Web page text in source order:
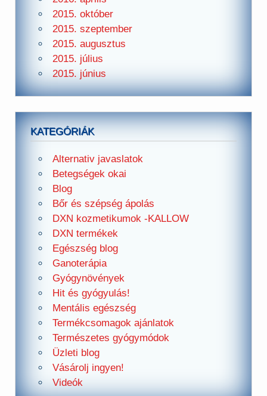
2015. október
2015. szeptember
2015. augusztus
2015. július
2015. június
KATEGÓRIÁK
Alternativ javaslatok
Betegségek okai
Blog
Bőr és szépség ápolás
DXN kozmetikumok -KALLOW
DXN termékek
Egészség blog
Ganoterápia
Gyógynövények
Hit és gyógyulás!
Mentális egészség
Termékcsomagok ajánlatok
Természetes gyógymódok
Üzleti blog
Vásárolj ingyen!
Videók